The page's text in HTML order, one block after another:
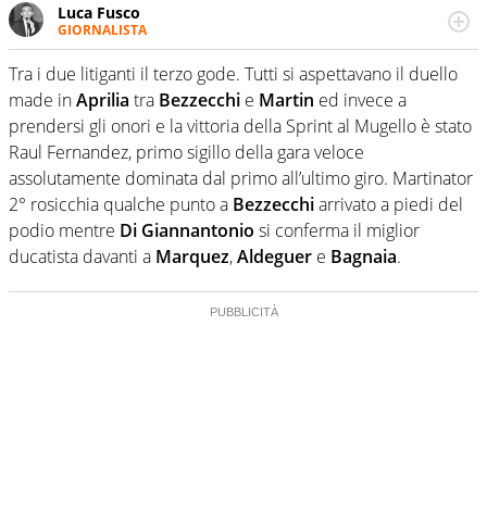
Luca Fusco
GIORNALISTA
Giornalista multimediale. Quando si accendono i motori,
lui sgasa, impenna, derapa. E spesso e volentieri finisce
sul podio
Tra i due litiganti il terzo gode. Tutti si aspettavano il duello
made inAprilia tra Bezzecchi e Martin ed invece a
prendersi gli onori e la vittoria della Sprint al Mugello è stato
Raul Fernandez, primo sigillo della gara veloce
assolutamente dominata dal primo all’ultimo giro. Martinator
2° rosicchia qualche punto a Bezzecchiarrivato a piedi del
podio mentre Di Giannantonio si conferma il miglior
ducatista davanti a Marquez,Aldeguer e Bagnaia.